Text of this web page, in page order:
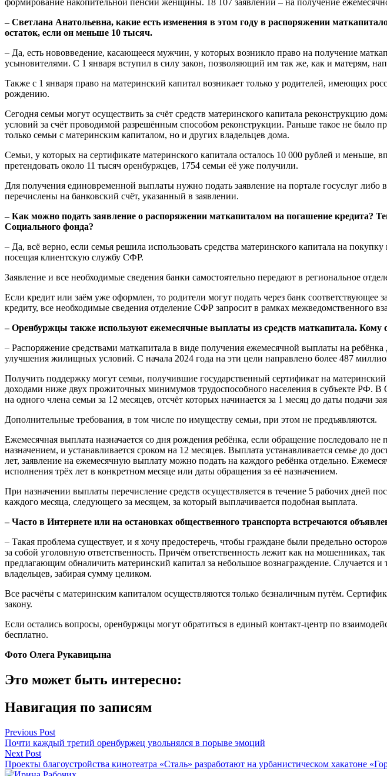
– Светлана Анатольевна, какие есть изменения в этом году в распоряжении
остаток, если он меньше 10 тысяч.
– Да, есть нововведение, касающееся мужчин, у которых возникло право на получение
усыновителями. С 1 января вступил в силу закон, позволяющий им так же, как и матерям,
Также с 1 января право на материнский капитал возникает только у родителей, имеющих
рождению.
Сегодня семьи могут осуществить за счёт средств материнского капитала
условий за счёт проводимой разрешённым способом реконструкции. Раньше такое не было
только семьи с материнским капиталом, но и других владельцев дома.
Семьи, у которых на сертификате материнского капитала осталось 10 000 рублей и
претендовать около 11 тысяч оренбуржцев, 1754 семьи её уже получили.
Для получения единовременной выплаты нужно подать заявление на портале госуслуг
перечислены на банковский счёт, указанный в заявлении.
– Как можно подать заявление о распоряжении маткапиталом на погашение кредита?
Социального фонда?
– Да, всё верно, если семья решила использовать средства материнского капитала на
посещая клиентскую службу СФР.
Заявление и все необходимые сведения банки самостоятельно передают в региональное
Если кредит или заём уже оформлен, то родители могут подать через банк
кредиту, все необходимые сведения отделение СФР запросит в рамках межведомственного
– Оренбуржцы также используют ежемесячные выплаты из средств маткапитала. Кому
– Распоряжение средствами маткапитала в виде получения ежемесячной выплаты на
улучшения жилищных условий. С начала 2024 года на эти цели направлено более 487
Получить поддержку могут семьи, получившие государственный сертификат на
доходами ниже двух прожиточных минимумов трудоспособного населения в субъекте РФ.
на одного члена семьи за 12 месяцев, отсчёт которых начинается за 1 месяц до даты подачи
Дополнительные требования, в том числе по имуществу семьи, при этом не предъявляются.
Ежемесячная выплата назначается со дня рождения ребёнка, если обращение последовало
назначением, и устанавливается сроком на 12 месяцев. Выплата устанавливается семье до
лет, заявление на ежемесячную выплату можно подать на каждого ребёнка отдельно.
исполнения трёх лет в конкретном месяце или даты обращения за её назначением.
При назначении выплаты перечисление средств осуществляется в течение 5 рабочих дней
каждого месяца, следующего за месяцем, за который выплачивается подобная выплата.
– Часто в Интернете или на остановках общественного транспорта встречаются
– Такая проблема существует, и я хочу предостеречь, чтобы граждане были предельно
за собой уголовную ответственность. Причём ответственность лежит как на мошенниках,
предлагающим обналичить материнский капитал за небольшое вознаграждение. Случается
владельцев, забирая сумму целиком.
Все расчёты с материнским капиталом осуществляются только безналичным путём.
закону.
Если остались вопросы, оренбуржцы могут обратиться в единый контакт-центр по
бесплатно.
Фото Олега Рукавицына
Это может быть интересно:
Навигация по записям
Previous Post
Почти каждый третий оренбуржец увольнялся в порыве эмоций
Next Post
Проекты благоустройства кинотеатра «Сталь» разработают на урбанистическом хакатоне